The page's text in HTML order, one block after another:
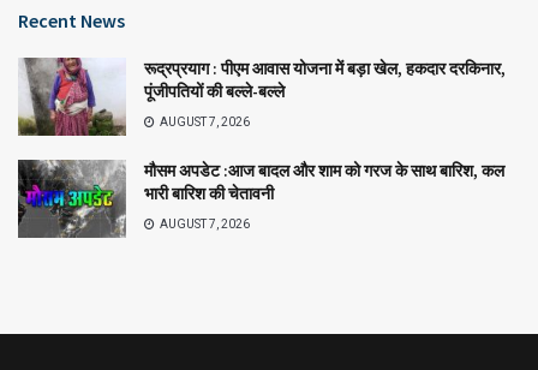
Recent News
रूद्रप्रयाग : पीएम आवास योजना में बड़ा खेल, हकदार दरकिनार,
पूंजीपतियों की बल्ले-बल्ले
AUGUST 7, 2026
मौसम अपडेट :आज बादल और शाम को गरज के साथ बारिश, कल
भारी बारिश की चेतावनी
AUGUST 7, 2026